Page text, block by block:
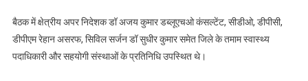
​बैठक में क्षेत्रीय अपर निदेशक डॉ अजय कुमार डब्लूएचओ कंसल्टेंट, सीडीओ, डीपीसी,
डीपीएम रेहान असरफ, सिविल सर्जन डॉ सुधीर कुमार समेत जिले के तमाम स्वास्थ्य
पदाधिकारी और सहयोगी संस्थाओं के प्रतिनिधि उपस्थित थे।